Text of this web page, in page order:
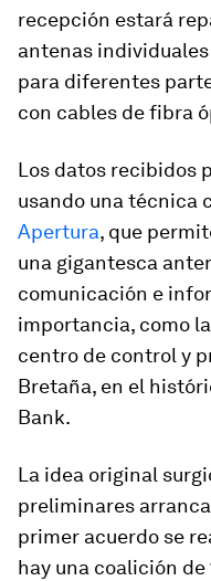
recepción estará
antenas
para diferentes
con cables de fibra
Los datos recibidos
usando una técnica
Apertura, que
una gigantesca
comunicación e
importancia, como
centro de control y
Bretaña, en el
Bank.
La idea original
preliminares
primer acuerdo se
hay una coalición